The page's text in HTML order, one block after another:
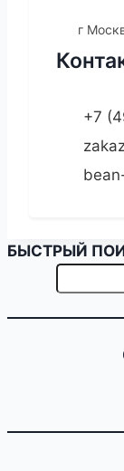
г
+7
БЫСТРЫЙ